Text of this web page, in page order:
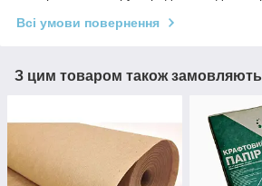
Всі умови повернення
З цим товаром також замовляють